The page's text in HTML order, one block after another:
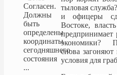
тыловая
и офицеры
Востоке,
экономики?
снова
условия для
Согласен.
Должны
быть
определены
координаты
сегодняшнего
состояния
...